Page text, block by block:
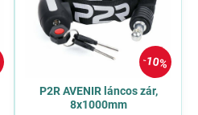
10%
P2R AVENIR láncos zár,
8x1000mm